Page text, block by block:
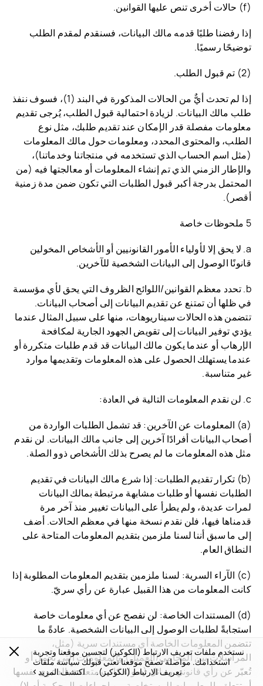
نستخدم ملفات تعريف الارتباط (الكوكيز) لتحسين موقعنا وتجربة
استخدامك. مواصلة تصفح موقعنا تعني قبولك سياسة ملفات
تعريف الارتباط (الكوكيز).
اكتشف المزيد
(f) حالات أخرى تنص عليها القوانين.
إذا رفضنا طلبًا قدمه مالك البيانات، فسنقدم لمقدم الطلب
توضيحًا رسميًا.
(2) تم قبول الطلب.
إذا لم تحدث أيٌّ من الحالات المذكورة في البند (1)، فسوف ننفذ
طلب مالك البيانات. لزيادة احتمالية قبول الطلب، يُرجى تقديم
معلومات مفصلة قدر الإمكان عند تقديم طلبك، مثل نوع
الطلب، والمحتوى المحدد، ومعلومات حول مالك المعلومات
(مثل اسم الحساب الذي تستخدمه في منتجاتنا وخدماتنا)،
والإطار الزمني الذي تم إنشاء المعلومات أو معالجتها فيه (من
المحتمل بدرجة أكبر قبول الطلبات التي تكون ضمن مدة زمنية
أقصر).
5 ملحوظات خاصة
a. لا يحق إلا لأولياء الأمور القانونيين أو الأشخاص المخولين
قانونًا الوصول إلى البيانات الشخصية للآخرين.
b. تحدد معظم القوانين/اللوائح الظروف التي يحق لأي مؤسسة
في ظلها أن تمتنع عن تقديم البيانات إلى أصحاب البيانات.
تتضمن هذه الحالات سيناريوهات، منها على سبيل المثال عندما
يؤدي توفير البيانات إلى تقويض الجهود الجارية لمكافحة
الإرهاب أو عندما يكون مالك البيانات قد قدم طلبات متكررة أو
عندما يستهلك الحصول على هذه المعلومات وتقديمها موارد
غير متناسبة.
c. لن نقدم المعلومات التالية في العادة:
(a) المعلومات عن الآخرين: قد تشمل الطلبات الواردة من
أصحاب البيانات أفرادًا آخرين إلى جانب مالك البيانات. لن نقدم
مثل هذه المعلومات ما لم يصرح بذلك الأشخاص ذوو الصلة.
(b) تكرار تقديم الطلبات: إذا شرع مالك البيانات في تقديم
الطلبات نفسها أو طلبات مشابهة مرتبطة بمالك البيانات
لمرات عديدة، ولم يطرأ على البيانات تغيير منذ آخر مرة
قدمناها فيها، فلن نقدم نسخة منها في معظم الحالات. أضف
إلى ما سبق أننا لسنا ملزمين بتقديم المعلومات المتاحة على
النطاق العام.
(c) الآراء السرية: لسنا ملزمين بتقديم المعلومات المطلوبة إذا
كانت المعلومات من هذا القبيل عبارة عن رأي سريّ.
(d) المستندات الخاصة: لن نفصح عن أي معلومات خاصة
استجابةً لطلبات الوصول إلى البيانات الشخصية. عادةً ما
تتضمن المعلومات الخاصة أي مستندات سرية (مثل،
المراسلات بين المحامي/العميل) والمعلومات التي تحمل أو
تُعبّر عن رأي قانوني مماثل (سواء كانت متعلقة بالدعوى نفسها